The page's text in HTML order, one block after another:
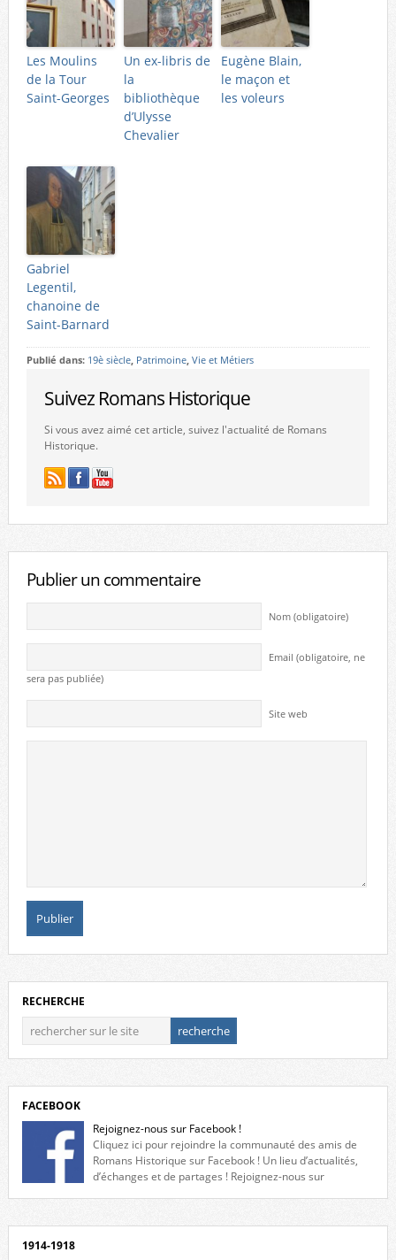
Les Moulins
de la Tour
Saint-Georges
Un ex-libris de
la
bibliothèque
d’Ulysse
Chevalier
Eugène Blain,
le maçon et
les voleurs
Gabriel
Legentil,
chanoine de
Saint-Barnard
Publié dans: 19è siècle, Patrimoine, Vie et Métiers
Suivez Romans Historique
Si vous avez aimé cet article, suivez l'actualité de Romans
Historique.
Publier un commentaire
Nom (obligatoire)
Email (obligatoire, ne
sera pas publiée)
Site web
RECHERCHE
FACEBOOK
Rejoignez-nous sur Facebook !
Cliquez ici pour rejoindre la communauté des amis de
Romans Historique sur Facebook ! Un lieu d’actualités,
d’échanges et de partages ! Rejoignez-nous sur
1914-1918